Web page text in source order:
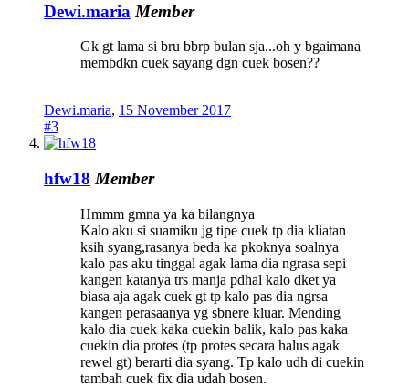
Dewi.maria Member
Gk gt lama si bru bbrp bulan sja...oh y bgaimana
membdkn cuek sayang dgn cuek bosen??
Dewi.maria, 15 November 2017
#3
hfw18 Member
Hmmm gmna ya ka bilangnya
Kalo aku si suamiku jg tipe cuek tp dia kliatan
ksih syang,rasanya beda ka pkoknya soalnya
kalo pas aku tinggal agak lama dia ngrasa sepi
kangen katanya trs manja pdhal kalo dket ya
biasa aja agak cuek gt tp kalo pas dia ngrsa
kangen perasaanya yg sbnere kluar. Mending
kalo dia cuek kaka cuekin balik, kalo pas kaka
cuekin dia protes (tp protes secara halus agak
rewel gt) berarti dia syang. Tp kalo udh di cuekin
tambah cuek fix dia udah bosen.